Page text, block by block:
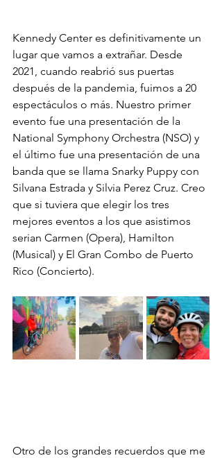
Kennedy Center es definitivamente un
lugar que vamos a extrañar. Desde
2021, cuando reabrió sus puertas
después de la pandemia, fuimos a 20
espectáculos o más. Nuestro primer
evento fue una presentación de la
National Symphony Orchestra (NSO) y
el último fue una presentación de una
banda que se llama Snarky Puppy con
Silvana Estrada y Silvia Perez Cruz. Creo
que si tuviera que elegir los tres
mejores eventos a los que asistimos
serian Carmen (Opera), Hamilton
(Musical) y El Gran Combo de Puerto
Rico (Concierto).
Otro de los grandes recuerdos que me